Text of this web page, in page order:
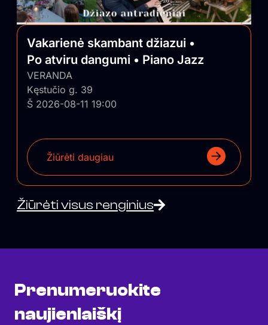
Vakarienė skambant džiazui •
Po atviru dangumi • Piano Jazz
VERANDA
Kęstučio g. 39
Š 2026-08-11 19:00
Žiūrėti daugiau
Žiūrėti visus renginius
Prenumeruokite
naujienlaiškį